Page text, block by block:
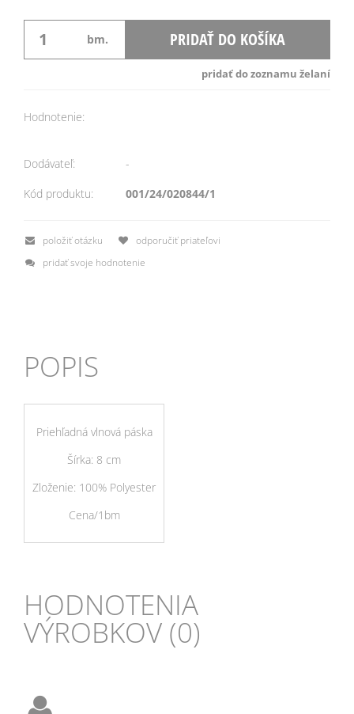
bm. PRIDAŤ DO KOŠÍKA
pridať do zoznamu želaní
Hodnotenie:
Dodávateľ:
-
Kód produktu:
001/24/020844/1
položiť otázku
odporučiť priateľovi
pridať svoje hodnotenie
POPIS
Priehľadná vlnová páska
Šírka: 8 cm
Zloženie: 100% Polyester
Cena/1bm
HODNOTENIA
VÝROBKOV (0)